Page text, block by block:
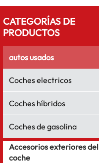
CATEGORÍAS DE
PRODUCTOS
autos usados
Coches electricos
Coches híbridos
Coches de gasolina
Accesorios exteriores del
coche